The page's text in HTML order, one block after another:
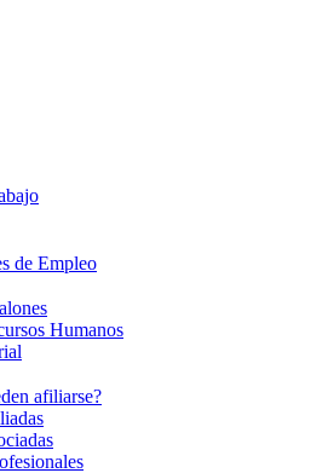
de Empleo
Humanos
afiliarse?